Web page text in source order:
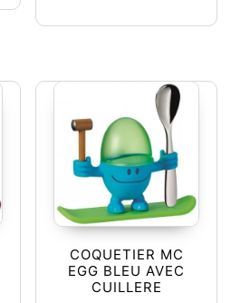
COQUETIER MC
EGG BLEU AVEC
CUILLERE